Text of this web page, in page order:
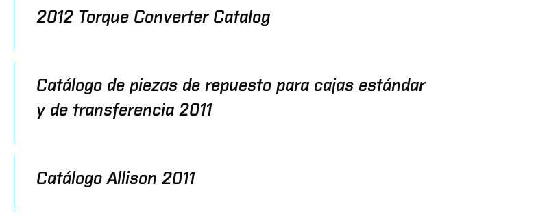
2012 Torque Converter Catalog
Catálogo de piezas de repuesto para cajas estándar
y de transferencia 2011
Catálogo Allison 2011